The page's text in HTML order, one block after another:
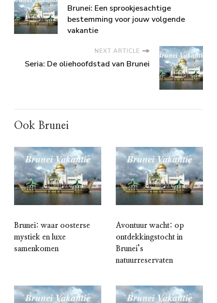
Brunei: Een sprookjesachtige
bestemming voor jouw volgende
vakantie
NEXT ARTICLE
Seria: De oliehoofdstad van Brunei
Ook Brunei
Brunei: waar oosterse
mystiek en luxe
samenkomen
Avontuur wacht: op
ontdekkingstocht in
Brunei’s
natuurreservaten